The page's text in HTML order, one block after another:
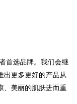
首选品牌。我们会继
出更多更好的产品从
、美丽的肌肤进而重